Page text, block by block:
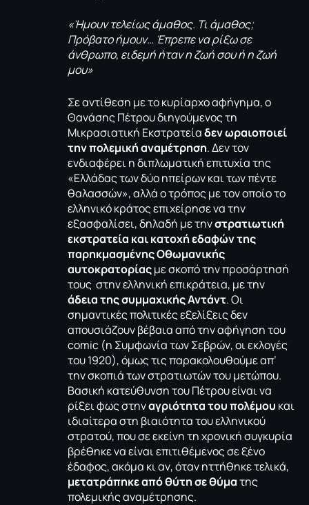
«Ήμουν τελείως άμαθος. Τι άμαθος;
Πρόβατο ήμουν… Έπρεπε να ρίξω σε
άνθρωπο, ειδεμή ήταν η ζωή σου ή η ζωή
μου»
Σε αντίθεση με το κυρίαρχο αφήγημα, ο
Θανάσης Πέτρου διηγούμενος τη
Μικρασιατική Εκστρατείαδεν ωραιοποιεί
την πολεμική αναμέτρηση. Δεν τον
ενδιαφέρει η διπλωματική επιτυχία της
«Ελλάδας των δύο ηπείρων και των πέντε
θαλασσών», αλλά ο τρόπος με τον οποίο το
ελληνικό κράτος επιχείρησε να την
εξασφαλίσει, δηλαδή με τηνστρατιωτική
εκστρατεία και κατοχή εδαφών της
παρηκμασμένης Οθωμανικής
αυτοκρατορίαςμε σκοπό την προσάρτησή
τους στην ελληνική επικράτεια, με την
άδεια της συμμαχικής Αντάντ. Οι
σημαντικές πολιτικές εξελίξεις δεν
απουσιάζουν βέβαια από την αφήγηση του
comic (η Συμφωνία των Σεβρών, οι εκλογές
του 1920), όμως τις παρακολουθούμε απ’
την σκοπιά των στρατιωτών του μετώπου.
Βασική κατεύθυνση του Πέτρου είναι να
ρίξει φως στηναγριότητα του πολέμου και
ιδιαίτερα στη βιαιότητα του ελληνικού
στρατού, που σε εκείνη τη χρονική συγκυρία
βρέθηκε να είναι επιτιθέμενος σε ξένο
έδαφος, ακόμα κι αν, όταν ηττήθηκε τελικά,
μετατράπηκε από θύτη σε θύματης
πολεμικής αναμέτρησης.